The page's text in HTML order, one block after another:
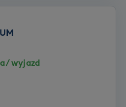
wyjazd